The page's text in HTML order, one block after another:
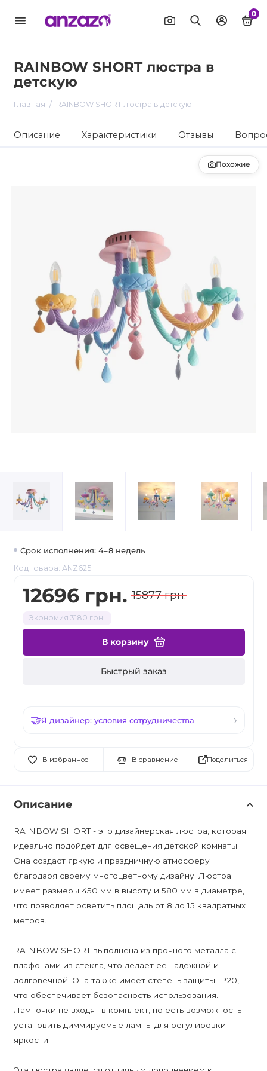
0
RAINBOW SHORT люстра в
детскую
Главная RAINBOW SHORT люстра в детскую
Описание Характеристики Отзывы
Похожие
Срок исполнения: 4–8 недель
Код товара: ANZ625
12696 грн. 15877 грн.
Экономия 3180 грн.
В корзину
Быстрый заказ
Я дизайнер: условия сотрудничества
В избранное В сравнение Поделиться
Описание
RAINBOW SHORT - это дизайнерская люстра, которая
идеально подойдет для освещения детской комнаты.
Она создаст яркую и праздничную атмосферу
благодаря своему многоцветному дизайну. Люстра
имеет размеры 450 мм в высоту и 580 мм в диаметре,
что позволяет осветить площадь от 8 до 15 квадратных
метров.
RAINBOW SHORT выполнена из прочного металла с
плафонами из стекла, что делает ее надежной и
долговечной. Она также имеет степень защиты IP20,
что обеспечивает безопасность использования.
Лампочки не входят в комплект, но есть возможность
установить диммируемые лампы для регулировки
яркости.